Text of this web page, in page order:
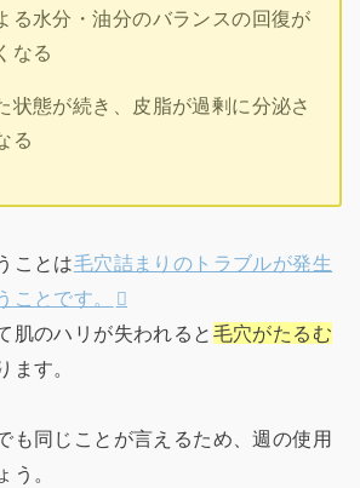
る水分・油分のバランスの回復が
なる
状態が続き、皮脂が過剰に分泌さ
る
ことは毛穴詰まりのトラブルが発生
ことです。
肌のハリが失われると 毛穴がたるむ
ます。
も同じことが言えるため、週の使用
う。